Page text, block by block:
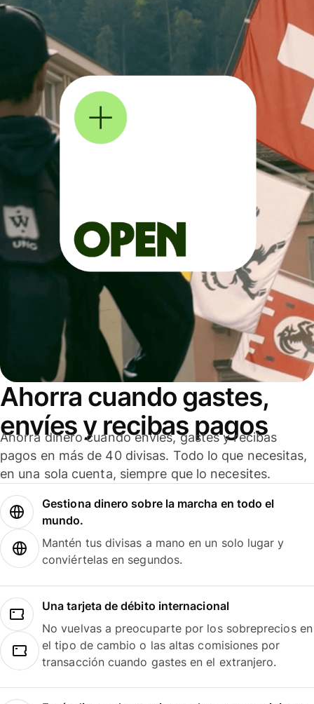
Ahorra cuando gastes,
envíes y recibas pagos
Ahorra dinero cuando envíes, gastes y recibas
pagos en más de 40 divisas. Todo lo que necesitas,
en una sola cuenta, siempre que lo necesites.
Gestiona dinero sobre la marcha en todo el
mundo.
Mantén tus divisas a mano en un solo lugar y
conviértelas en segundos.
Una tarjeta de débito internacional
No vuelvas a preocuparte por los sobreprecios en
el tipo de cambio o las altas comisiones por
transacción cuando gastes en el extranjero.